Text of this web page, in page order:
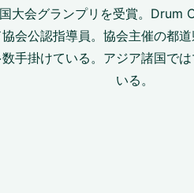
大会グランプリを受賞。Drum
会公認指導員。協会主催の都
手掛けている。アジア諸国で
いる。